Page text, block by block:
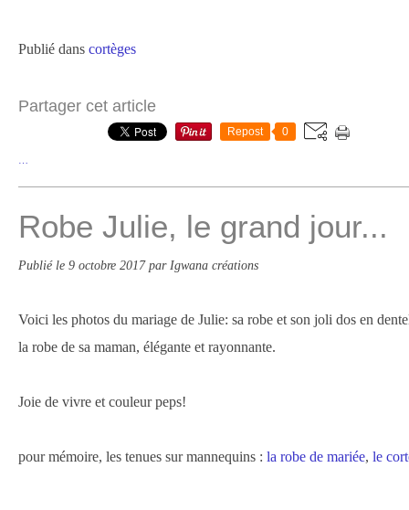
Publié dans cortèges
Partager cet article
Repost 0
Robe Julie, le grand jour...
Publié le 9 octobre 2017par Igwana créations
Voici les photos du mariage de Julie: sa robe et son joli dos en
la robe de sa maman, élégante et rayonnante.
Joie de vivre et couleur peps!
pour mémoire, les tenues sur mannequins : la robe de mariée, le